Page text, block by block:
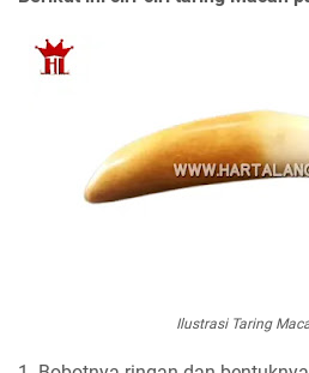
Ilustrasi Taring